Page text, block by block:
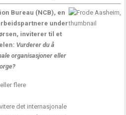
Bureau (NCB), en
under
inviterer til et
Vurderer du å
organisasjoner eller
flere
det internasjonale